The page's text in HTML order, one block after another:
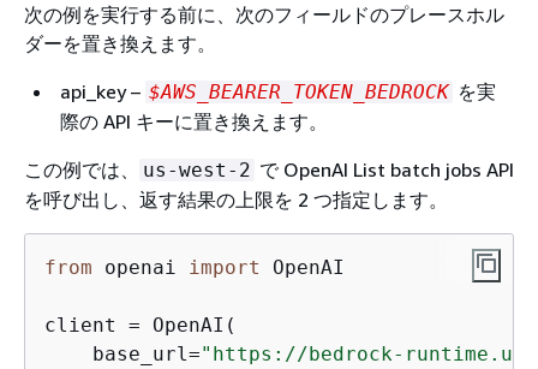
次の例を実行する前に、次のフィールドのプレースホル
ダーを置き換えます。
api_key – $AWS_BEARER_TOKEN_BEDROCK を実
際の API キーに置き換えます。
この例では、
us-west-2 で OpenAI List batch jobs API
を呼び出し、返す結果の上限を 2 つ指定します。
from openai import OpenAI
client = OpenAI(
    base_url=
"https://bedrock-runtime.us-